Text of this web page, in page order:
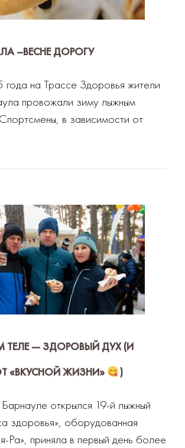
–ВЕСНЕ ДОРОГУ
на Трассе Здоровья жители
провожали зиму лыжным
в зависимости от
ТЕЛЕ — ЗДОРОВЫЙ ДУХ (И
«ВКУСНОЙ ЖИЗНИ»
)
открылся 19-й лыжный
здоровья», оборудованная
Ра», приняла в первый день более